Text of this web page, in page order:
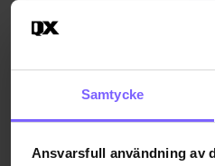
Samtycke
Ansvarsfull användning av